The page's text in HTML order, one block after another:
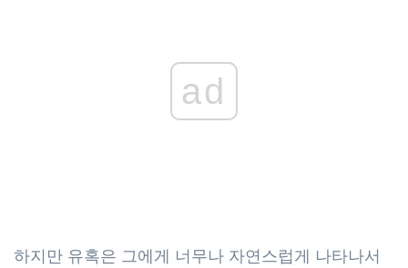
ad
하지만 유혹은 그에게 너무나 자연스럽게 나타나서